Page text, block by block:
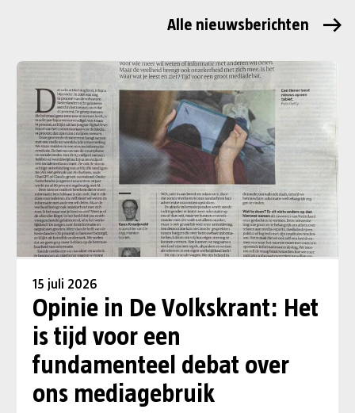
Alle nieuwsberichten
15 juli 2026
Opinie in De Volkskrant: Het
is tijd voor een
fundamenteel debat over
ons mediagebruik